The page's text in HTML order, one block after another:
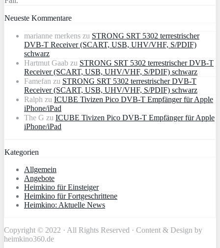
Neueste Kommentare
marianne merkens zu STRONG SRT 5302 terrestrischer
DVB-T Receiver (SCART, USB, UHV/VHF, S/PDIF)
schwarz
Hartmut Gaab zu STRONG SRT 5302 terrestrischer DVB-T
Receiver (SCART, USB, UHV/VHF, S/PDIF) schwarz
Famefan zu STRONG SRT 5302 terrestrischer DVB-T
Receiver (SCART, USB, UHV/VHF, S/PDIF) schwarz
Ralph zu ICUBE Tivizen Pico DVB-T Empfänger für Apple
iPhone/iPad
The G zu ICUBE Tivizen Pico DVB-T Empfänger für Apple
iPhone/iPad
Kategorien
Allgemein
Angebote
Heimkino für Einsteiger
Heimkino für Fortgeschrittene
Heimkino: Aktuelle News
Copyright © 2022 · All Rights Reserved · Content & Design by
heimkino360.de